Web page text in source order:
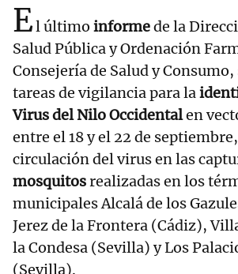
El último informede la
Salud Pública y Ordenación
Consejería de Salud y Consumo,
tareas de vigilancia para la
Virus del Nilo Occidentalen
entre el 18 y el 22 de
circulación del virus en las
mosquitosrealizadas en los
municipales Alcalá de los
Jerez de la Frontera (Cádiz),
la Condesa (Sevilla) y Los
(Sevilla).